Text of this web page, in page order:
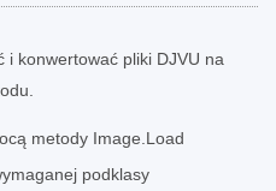
i konwertować pliki DJVU na
metody Image.Load
podklasy